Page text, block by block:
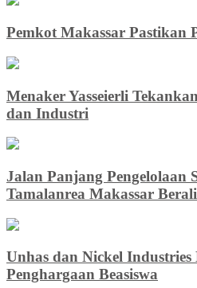
Pemkot Makassar Pastikan
Menaker Yasseierli
dan Industri
Jalan Panjang Pengelolaan
Tamalanrea Makassar
Unhas dan Nickel Industries
Penghargaan Beasiswa